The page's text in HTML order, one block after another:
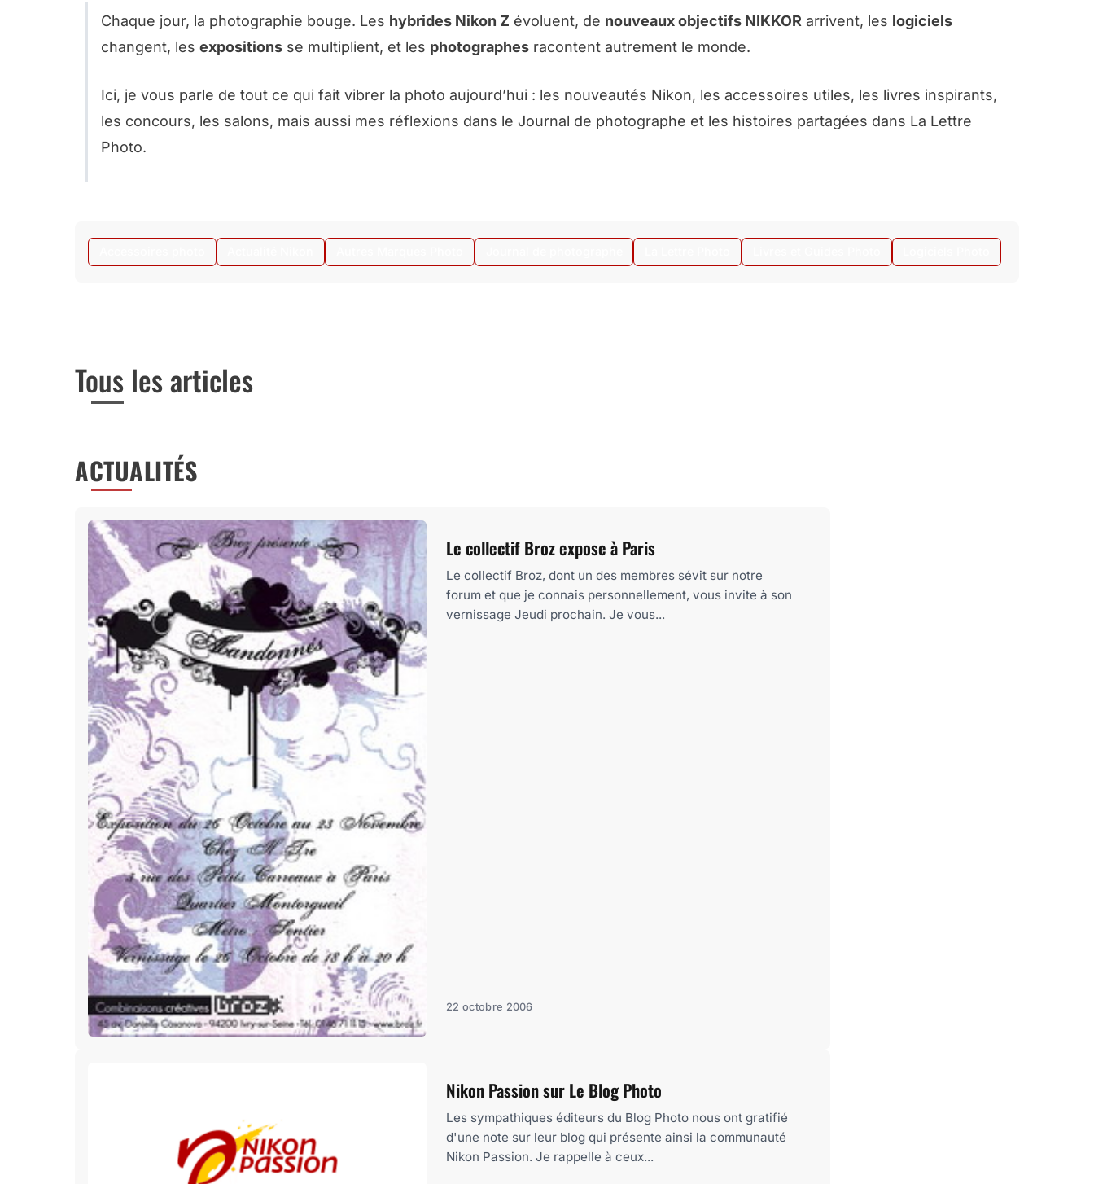
Chaque jour, la photographie bouge. Les hybrides Nikon Z évoluent, de nouveaux objectifs NIKKOR arrivent, les logiciels
changent, les expositions se multiplient, et les photographes racontent autrement le monde.
Ici, je vous parle de tout ce qui fait vibrer la photo aujourd’hui : les nouveautés Nikon, les accessoires utiles, les livres inspirants,
les concours, les salons, mais aussi mes réflexions dans le Journal de photographe et les histoires partagées dans La Lettre
Photo.
Tous les articles
ACTUALITÉS
Le collectif Broz expose à Paris
Le collectif Broz, dont un des membres sévit sur notre
forum et que je connais personnellement, vous invite à son
vernissage Jeudi prochain. Je vous...
22 octobre 2006
Nikon Passion sur Le Blog Photo
Les sympathiques éditeurs du Blog Photo nous ont gratifié
d'une note sur leur blog qui présente ainsi la communauté
Nikon Passion. Je rappelle à ceux...